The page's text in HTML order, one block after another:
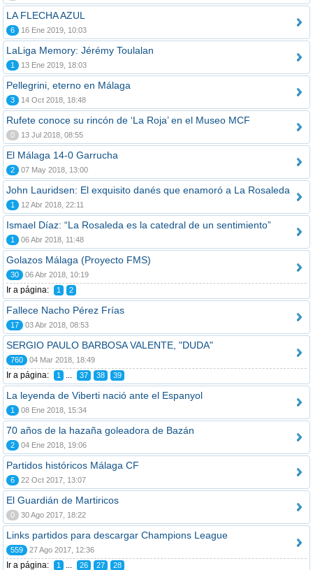
LA FLECHA AZUL
6 16 Ene 2019, 10:03
LaLiga Memory: Jérémy Toulalan
1 13 Ene 2019, 18:03
Pellegrini, eterno en Málaga
3 14 Oct 2018, 18:48
Rufete conoce su rincón de ‘La Roja’ en el Museo MCF
0 13 Jul 2018, 08:55
El Málaga 14-0 Garrucha
2 07 May 2018, 13:00
John Lauridsen: El exquisito danés que enamoró a La Rosaleda
1 12 Abr 2018, 22:11
Ismael Díaz: “La Rosaleda es la catedral de un sentimiento”
1 06 Abr 2018, 11:48
Golazos Málaga (Proyecto FMS)
30 06 Abr 2018, 10:19
Ir a página: 1 2
Fallece Nacho Pérez Frías
17 03 Abr 2018, 08:53
SERGIO PAULO BARBOSA VALENTE, "DUDA"
760 04 Mar 2018, 18:49
Ir a página: 1 ... 37 38 39
La leyenda de Viberti nació ante el Espanyol
1 08 Ene 2018, 15:34
70 años de la hazaña goleadora de Bazán
2 04 Ene 2018, 19:06
Partidos históricos Málaga CF
6 22 Oct 2017, 13:07
El Guardián de Martiricos
0 30 Ago 2017, 18:22
Links partidos para descargar Champions League
559 27 Ago 2017, 12:36
Ir a página: 1 ... 26 27 28